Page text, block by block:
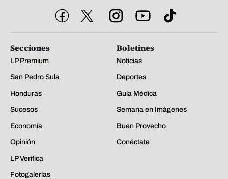
Secciones
LP Premium
San Pedro Sula
Honduras
Sucesos
Economía
Opinión
LP Verifica
Fotogalerías
Boletines
Noticias
Deportes
Guía Médica
Semana en Imágenes
Buen Provecho
Conéctate